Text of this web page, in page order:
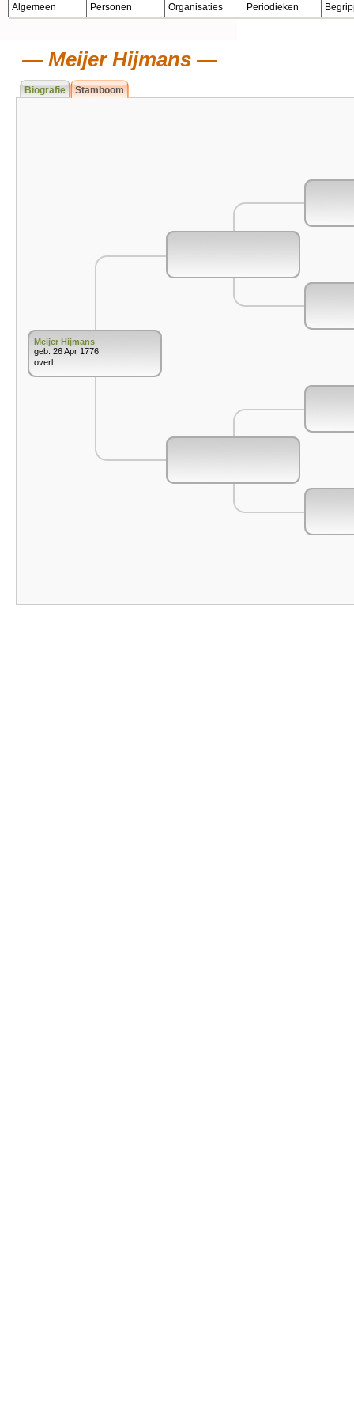
Algemeen Personen Organisaties Periodieken
Meijer Hijmans
Biografie Stamboom
Meijer Hijmans
geb. 26 Apr 1776
overl.